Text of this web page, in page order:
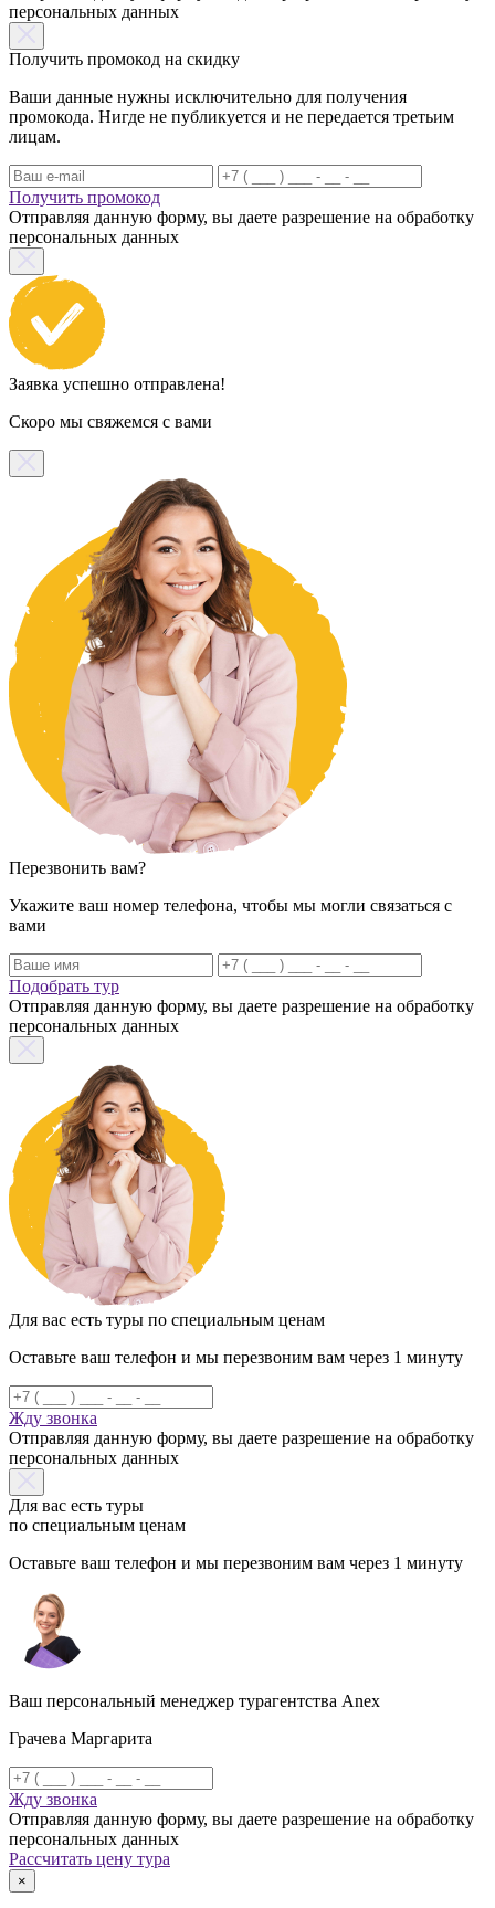
персональных данных
Получить промокод на скидку
Ваши данные нужны исключительно для получения
промокода. Нигде не публикуется и не передается третьим
лицам.
Получить промокод
Отправляя данную форму, вы даете разрешение на обработку
персональных данных
Заявка успешно отправлена!
Скоро мы свяжемся с вами
Перезвонить вам?
Укажите ваш номер телефона, чтобы мы могли связаться с
вами
Подобрать тур
Отправляя данную форму, вы даете разрешение на обработку
персональных данных
Для вас есть туры по специальным ценам
Оставьте ваш телефон и мы перезвоним вам через 1 минуту
Жду звонка
Отправляя данную форму, вы даете разрешение на обработку
персональных данных
Для вас есть туры
по специальным ценам
Оставьте ваш телефон и мы перезвоним вам через 1 минуту
Ваш персональный менеджер турагентства Anex
Грачева Маргарита
Жду звонка
Отправляя данную форму, вы даете разрешение на обработку
персональных данных
Рассчитать цену тура
×